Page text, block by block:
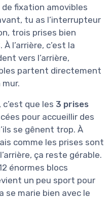
fixation amovibles
tu as l’interrupteur
trois prises bien
l’arrière, c’est la
vers l’arrière,
partent directement
mur.
que les 3 prises
pour accueillir des
se gênent trop. À
comme les prises sont
ça reste gérable.
énormes blocs
un peu sport pour
se marie bien avec le